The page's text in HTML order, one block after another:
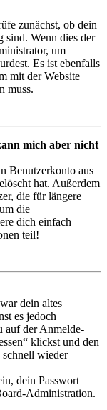
zunächst, ob dein
sind. Wenn dies der
um
Es ist ebenfalls
mit der Website
muss.
mich aber nicht
Benutzerkonto aus
hat. Außerdem
die für längere
die
dich einfach
teil!
dein altes
es jedoch
auf der Anmelde-
klickst und den
wieder
dein Passwort
Administration.